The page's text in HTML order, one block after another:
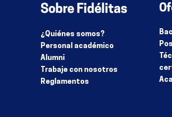
Sobre Fidélitas
¿Quiénes somos?
Personal académico
Alumni
Trabaje con nosotros
Reglamentos